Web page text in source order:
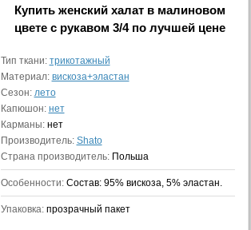
Купить женский халат в малиновом
цвете с рукавом 3/4по лучшей цене
Тип ткани: трикотажный
Материал: вискоза+эластан
Сезон: лето
Капюшон: нет
Карманы: нет
Производитель: Shato
Страна производитель: Польша
Особенности: Состав: 95% вискоза, 5% эластан.
Упаковка: прозрачный пакет